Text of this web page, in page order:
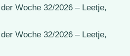
Woche 32/2026 – Leetje,
Woche 32/2026 – Leetje,